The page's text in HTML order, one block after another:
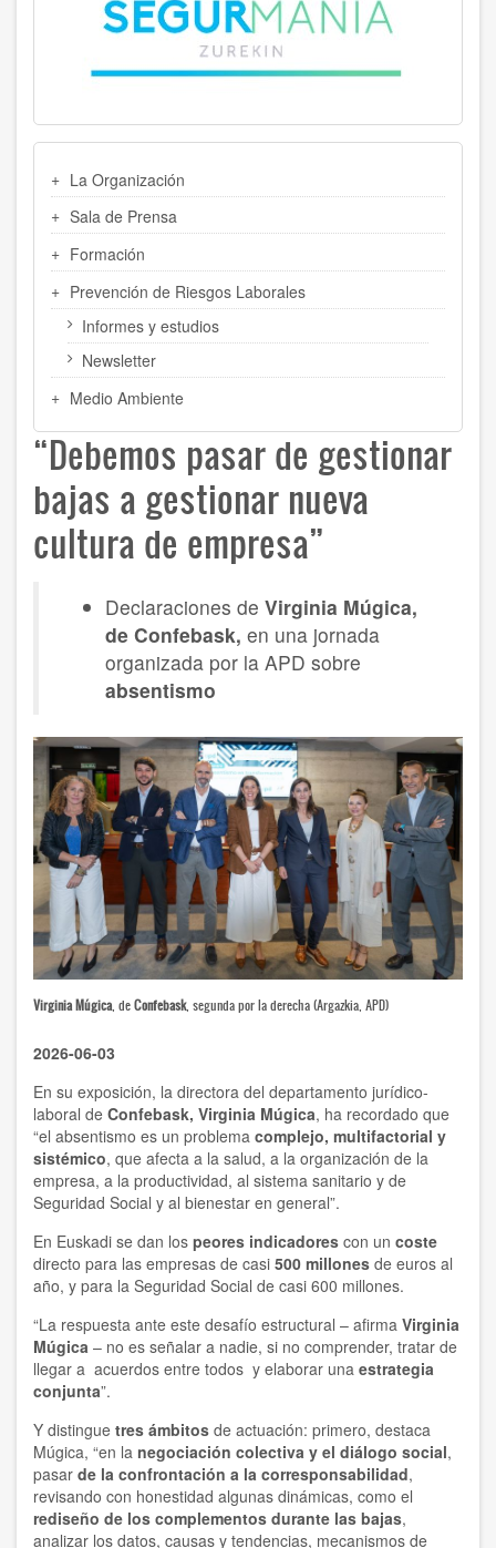
LATERAL
La Organización
Sala de Prensa
Formación
Prevención de Riesgos Laborales
Informes y estudios
Newsletter
Medio Ambiente
“Debemos pasar de gestionar
bajas a gestionar nueva
cultura de empresa”
Declaraciones de Virginia Múgica,
de Confebask, en una jornada
organizada por la APD sobre
absentismo
Virginia Múgica , deConfebask, segunda por la derecha (Argazkia, APD)
2026-06-03
En su exposición, la directora del departamento jurídico-
laboral de Confebask, Virginia Múgica, ha recordado que
“el absentismo es un problema complejo, multifactorial y
sistémico, que afecta a la salud, a la organización de la
empresa, a la productividad, al sistema sanitario y de
Seguridad Social y al bienestar en general”.
En Euskadi se dan los peores indicadores con un coste
directo para las empresas de casi 500 millones de euros al
año, y para la Seguridad Social de casi 600 millones.
“La respuesta ante este desafío estructural – afirma Virginia
Múgica – no es señalar a nadie, si no comprender, tratar de
llegar a acuerdos entre todos y elaborar una estrategia
conjunta”.
Y distingue tres ámbitos de actuación: primero, destaca
Múgica, “en la negociación colectiva y el diálogo social,
pasar de la confrontación a la corresponsabilidad,
revisando con honestidad algunas dinámicas, como el
rediseño de los complementos durante las bajas,
analizar los datos, causas y tendencias, mecanismos de